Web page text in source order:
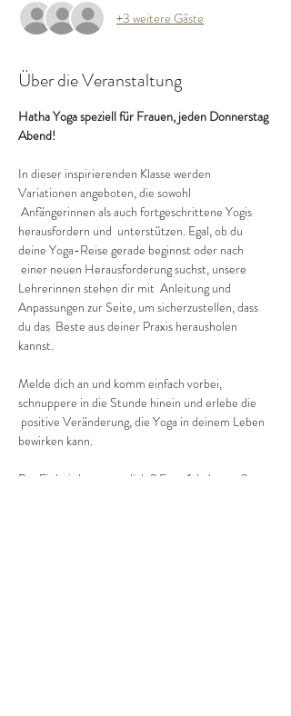
+3 weitere Gäste
Über die Veranstaltung
Hatha Yoga speziell für Frauen, jeden Donnerstag
Abend!
In dieser inspirierenden Klasse werden
Variationen angeboten, die sowohl
Anfängerinnen als auch fortgeschrittene Yogis
herausfordern und  unterstützen. Egal, ob du
deine Yoga-Reise gerade beginnst oder nach
einer neuen Herausforderung suchst, unsere
Lehrerinnen stehen dir mit  Anleitung und
Anpassungen zur Seite, um sicherzustellen, dass
du das  Beste aus deiner Praxis herausholen
kannst.
Melde dich an und komm einfach vorbei,
schnuppere in die Stunde hinein und erlebe die
positive Veränderung, die Yoga in deinem Leben
bewirken kann.
Pro Einheit kostet es dich 2 Euro (ab Januar 3